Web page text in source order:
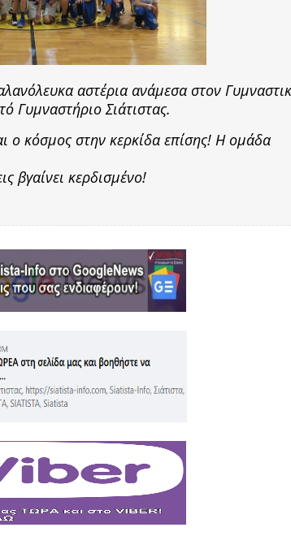
αστέρια ανάμεσα στον
Γυμναστήριο Σιάτιστας.
ο κόσμος στην κερκίδα επίσης! Η ομάδα
βγαίνει κερδισμένο!